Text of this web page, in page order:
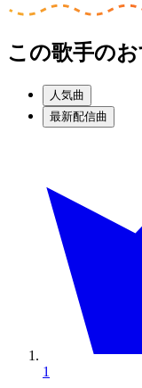
この歌手の
人気曲
最新配信曲
1